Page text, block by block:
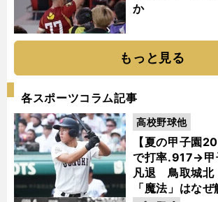
か
もっと見る
各スポーツコラム記事
【夏の甲子園
で打率.917→甲
凡退 鳥取城北
「魔法」はな
高校野球他